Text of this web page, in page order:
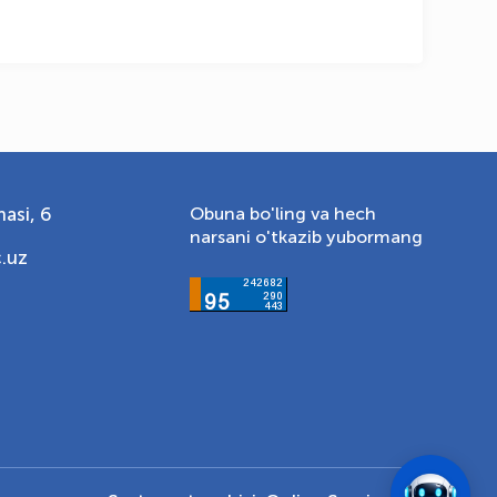
6
Obuna bo'ling va hech
narsani o'tkazib yubormang